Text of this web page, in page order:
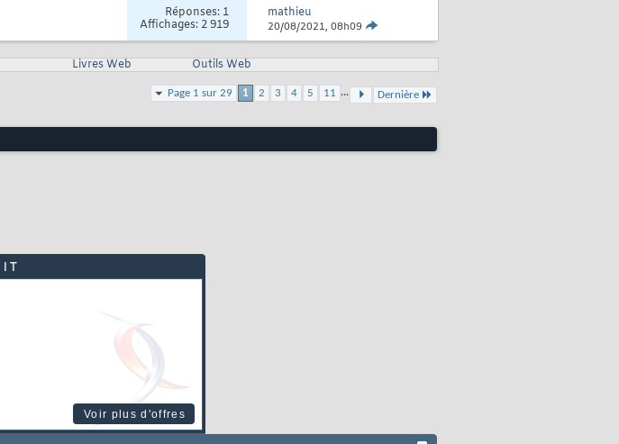
Réponses: 1
Affichages: 2 919
mathieu
20/08/2021, 08h09
Livres Web Outils Web
Page 1 sur 29 1 2 3 4 5 11 ... Dernière
Voir plus d'offres